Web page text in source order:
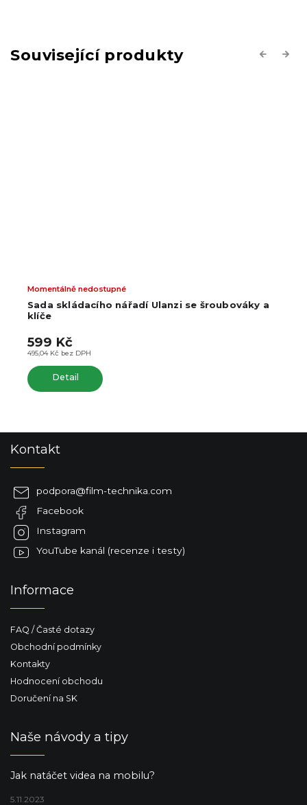
Související produkty Previous
Sada skládacího nářadí Ulanzi se šroubováky a
klíče
Momentálně nedostupné
495,04 Kč bez DPH
599 Kč
Detail
Next
Kontakt
podpora@film-technika.com
Facebook
Instagram
YouTube kanál (recenze i testy)
Informace
FAQ / Časté dotazy
Obchodní podmínky
Kontakty
Hodnocení obchodu
Doručení na SK
Naše návody a tipy
Jak natáčet videa na mobilu?
5.11.2023